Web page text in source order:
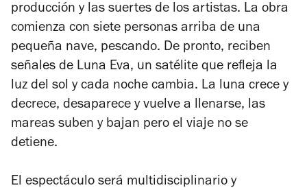
producción y las suertes de los artistas. La obra
comienza con siete personas arriba de una
pequeña nave, pescando. De pronto, reciben
señales de Luna Eva, un satélite que refleja la
luz del sol y cada noche cambia. La luna crece y
decrece, desaparece y vuelve a llenarse, las
mareas suben y bajan pero el viaje no se
detiene.
El espectáculo será multidisciplinario y